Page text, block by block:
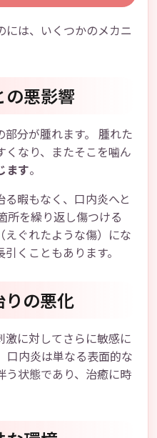
は、いくつかのメカニ
の悪影響
分が腫れます。 腫れた
なり、またそこを噛ん
ます。
暇もなく、口内炎へと
所を繰り返し傷つける
えぐれたような傷）にな
くこともあります。
りの悪化
に対してさらに敏感に
口内炎は単なる表面的な
う状態であり、治癒に時